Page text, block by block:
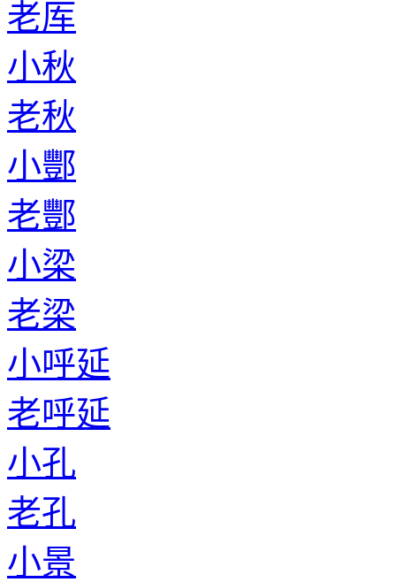
老厍
小秋
老秋
小酆
老酆
小梁
老梁
小呼延
老呼延
小孔
老孔
小景